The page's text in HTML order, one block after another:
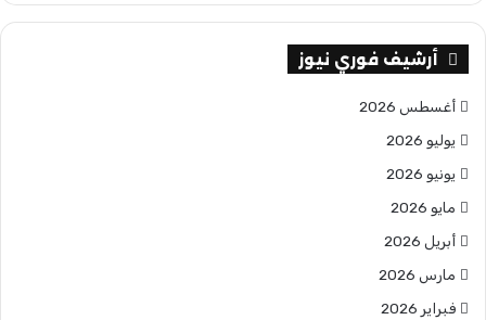
أرشيف فوري نيوز
أغسطس 2026
يوليو 2026
يونيو 2026
مايو 2026
أبريل 2026
مارس 2026
فبراير 2026